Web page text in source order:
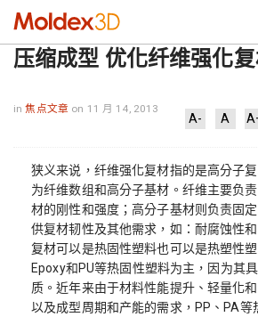
压缩成型 优化纤维强化
in焦点文章 on 11 月 14, 2013
A- A
狭义来说，纤维强化复材指的是高分子
为纤维数组和高分子基材。纤维主要负
材的刚性和强度；高分子基材则负责固
供复材韧性及其他需求，如：耐腐蚀性
复材可以是热固性塑料也可以是热塑性
Epoxy和PU等热固性塑料为主，因为其
质。近年来由于材料性能提升、轻量化
以及成型周期和产能的需求，PP、PA等